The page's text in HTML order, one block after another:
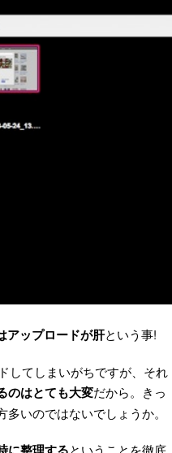
アップロードが肝という事!
してしまいがちですが、それ
のはとても大変だから。きっ
いのではないでしょうか。
ということを徹底